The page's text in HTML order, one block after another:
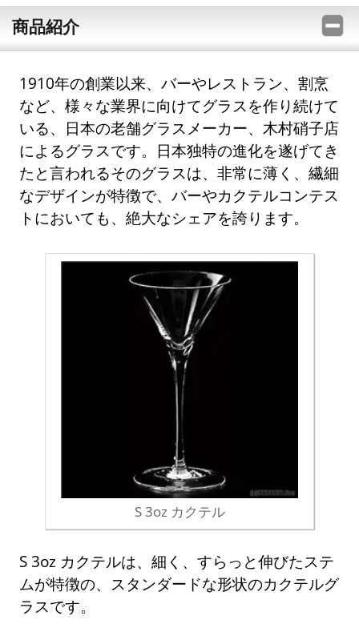
商品紹介
1910年の創業以来、バーやレストラン、割烹
など、様々な業界に向けてグラスを作り続けて
いる、日本の老舗グラスメーカー、木村硝子店
によるグラスです。日本独特の進化を遂げてき
たと言われるそのグラスは、非常に薄く、繊細
なデザインが特徴で、バーやカクテルコンテス
トにおいても、絶大なシェアを誇ります。
S 3oz カクテル
S 3oz カクテルは、細く、すらっと伸びたステ
ムが特徴の、スタンダードな形状のカクテルグ
ラスです。